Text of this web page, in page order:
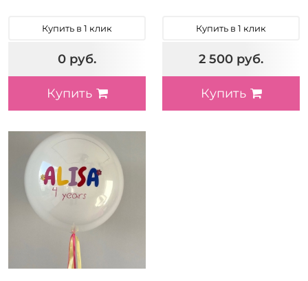
Купить в 1 клик
0 руб.
Купить
Купить в 1 клик
2 500 руб.
Купить